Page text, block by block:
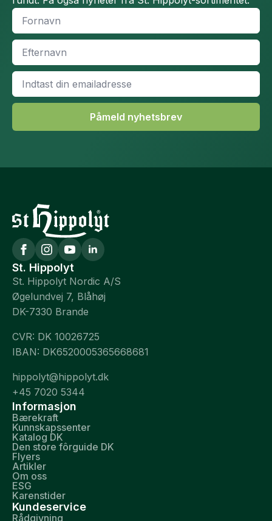
Fornavn
Efternavn
Email
Påmeld nyhetsbrev
St. Hippolyt
St. Hippolyt Nordic A/S
Øgelundvej 7, Blåhøj
DK-7330 Brande
CVR: DK 10026725
IBAN: DK6520005365668681
hippolyt@hippolyt.dk
+45 7020 5344
Informasjon
Bærekraft
Kunnskapssenter
Katalog DK
Den store fôrguide DK
Flyers
Artikler
Om oss
ESG
Karenstider
Kundeservice
Rådgivning